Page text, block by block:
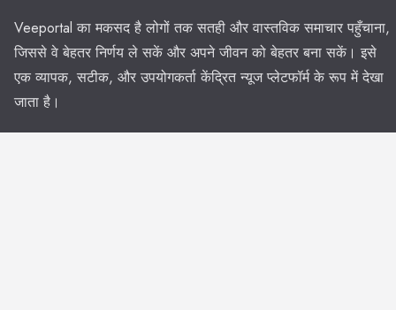
Veeportal का मकसद है लोगों तक सतही और वास्तविक समाचार पहुँचाना,
जिससे वे बेहतर निर्णय ले सकें और अपने जीवन को बेहतर बना सकें। इसे
एक व्यापक, सटीक, और उपयोगकर्ता केंद्रित न्यूज प्लेटफॉर्म के रूप में देखा
जाता है।